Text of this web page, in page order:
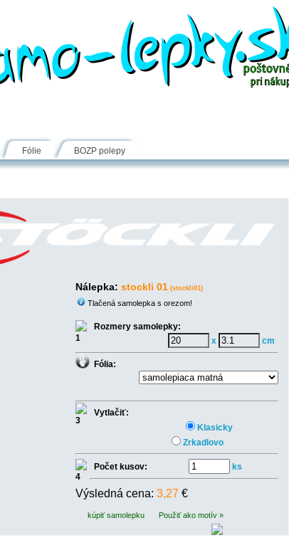
Fólie BOZP polepy
Nálepka: stockli 01 (stockli01)
Tlačená samolepka s orezom!
Rozmery samolepky:
x
cm
Fólia:
Vytlačiť:
Klasicky
Zrkadlovo
Počet kusov: ks
Výsledná cena: 3,27 €
kúpiť samolepku Použiť ako motív »